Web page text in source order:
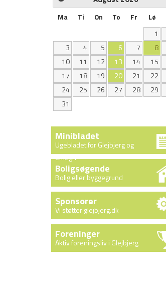
Ma Ti On To Fr Lø
1
3
4 5 6 7 8
10
11 12 13 14 15
17
18 19 20 21 22
24
25 26 27 28 29
31
Minibladet
Ugebladet for Glejbjerg og
omegn
Boligsøgende
Bolig eller byggegrund
Sponsorer
Vi støtter glejbjerg.dk
Foreninger
Aktiv foreningsliv i Glejbjerg